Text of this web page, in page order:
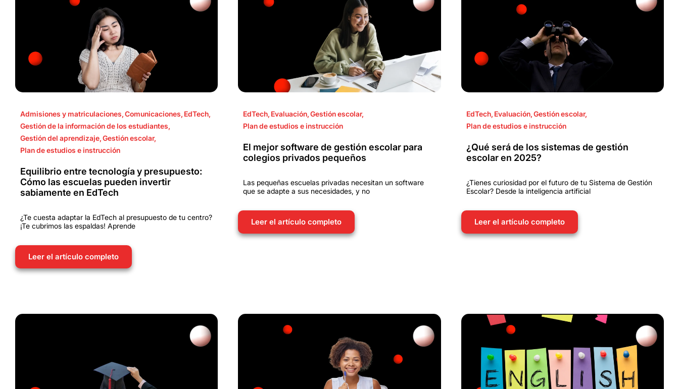
Admisiones y matriculaciones,Comunicaciones, EdTech,
Gestión de la información de los estudiantes,
Gestión del aprendizaje,Gestión escolar,
Plan de estudios e instrucción
Equilibrio entre tecnología y presupuesto:
Cómo las escuelas pueden invertir
sabiamente en EdTech
¿Te cuesta adaptar la EdTech al presupuesto de tu centro?
¡Te cubrimos las espaldas! Aprende
Leer el artículo completo
EdTech, Evaluación,Gestión escolar,
Plan de estudios e instrucción
El mejor software de gestión escolar para
colegios privados pequeños
Las pequeñas escuelas privadas necesitan un software
que se adapte a sus necesidades, y no
Leer el artículo completo
EdTech, Evaluación,Gestión escolar,
Plan de estudios e instrucción
¿Qué será de los sistemas de gestión
escolar en 2025?
¿Tienes curiosidad por el futuro de tu Sistema de Gestión
Escolar? Desde la inteligencia artificial
Leer el artículo completo